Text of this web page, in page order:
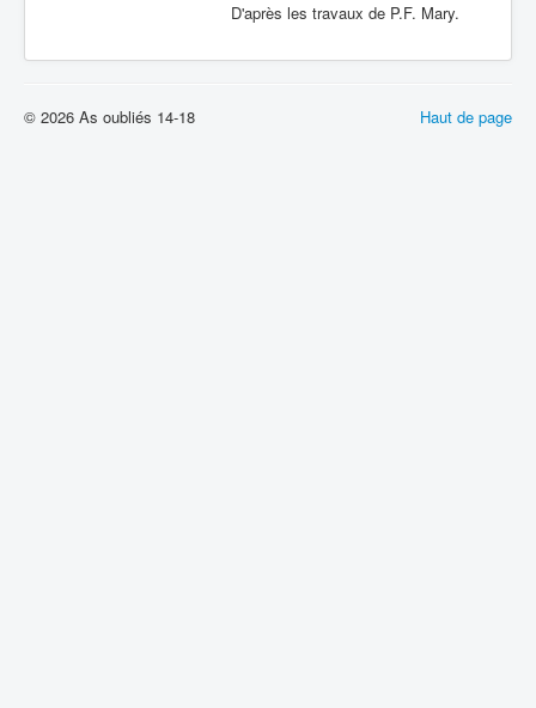
D'après les travaux de P.F. Mary.
Haut de page
© 2026 As oubliés 14-18